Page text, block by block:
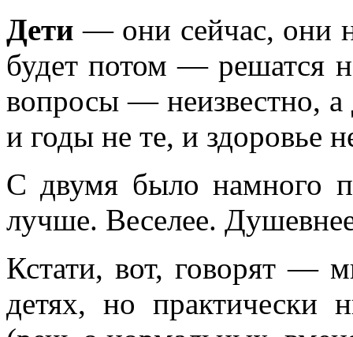
Дети — они сейчас, они
будет потом — решатся
вопросы — неизвестно, а
и годы не те, и здоровье
С двумя было намного
лучше. Веселее.
Кстати, вот, говорят —
детях, но практически